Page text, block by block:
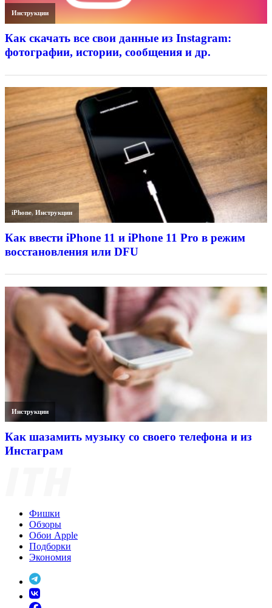
Инструкции
Как скачать все свои данные из Instagram:
фотографии, истории, сообщения и др.
iPhone,Инструкции
Как ввести iPhone 11 и iPhone 11 Pro в режим
восстановления или DFU
Инструкции
Как шазамить музыку со своего телефона и из
Инстаграм
Фишки
Обзоры
Обои Apple
Подборки
Экономия